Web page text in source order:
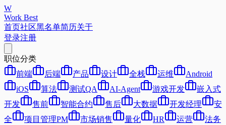
W
Work Best
首页社区黑名单简历关于
登录注册
职位分类
前端
后端 产品 设计 全栈 运维
Android
iOS
算法 测试QA AI-Agent 游戏开发
嵌入式
开发
售前 智能合约 售后 大数据 开发经理
安
全
项目管理PM 市场销售 量化 HR 运营
法务